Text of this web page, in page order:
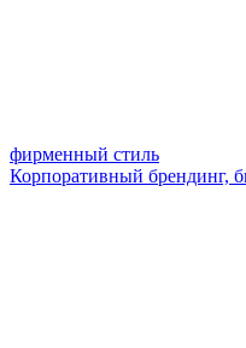
фирменный стиль
Корпоративный брендинг,